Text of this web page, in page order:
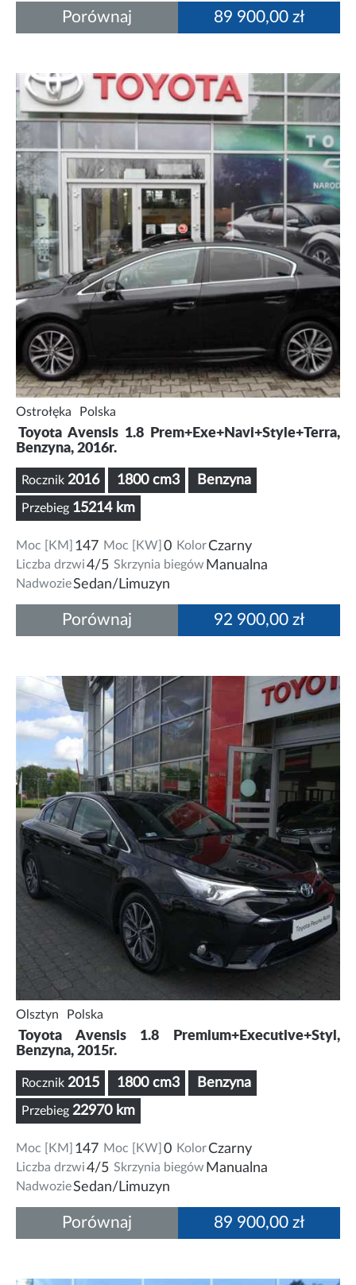
89 900,00 zł
Porównaj
Ostrołęka Polska
Toyota Avensis 1.8 Prem+Exe+Navi+Style+Terra,
Benzyna, 2016r.
Rocznik 2016 1800 cm3 Benzyna
Przebieg 15214 km
Moc [KM] 147 Moc [KW] 0 KolorCzarny
Liczba drzwi4/5 Skrzynia biegów Manualna
NadwozieSedan/Limuzyn
92 900,00 zł
Porównaj
Olsztyn Polska
Toyota Avensis 1.8 Premium+Executive+Styl,
Benzyna, 2015r.
Rocznik 2015 1800 cm3 Benzyna
Przebieg 22970 km
Moc [KM] 147 Moc [KW] 0 KolorCzarny
Liczba drzwi4/5 Skrzynia biegów Manualna
NadwozieSedan/Limuzyn
89 900,00 zł
Porównaj